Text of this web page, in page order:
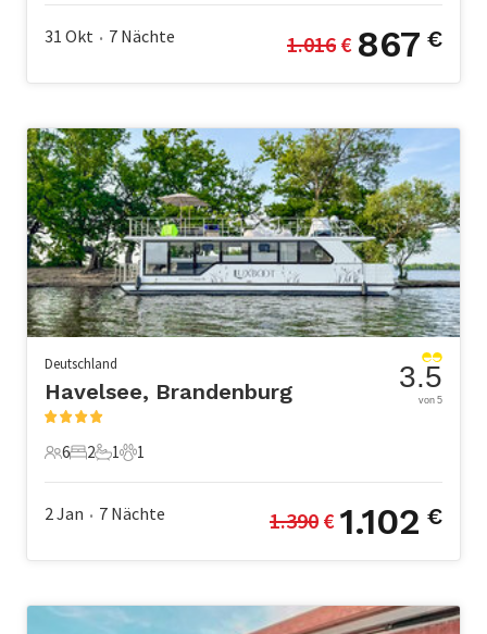
31 Okt • 7 Nächte 1.016 € 867 €
Deutschland
Havelsee, Brandenburg
6 Gäste
6
2 Schlafzimmer
2
1 Badezimmer
1
1 Haustier
1
3.5
von 5
2 Jan • 7 Nächte 1.390 € 1.102 €